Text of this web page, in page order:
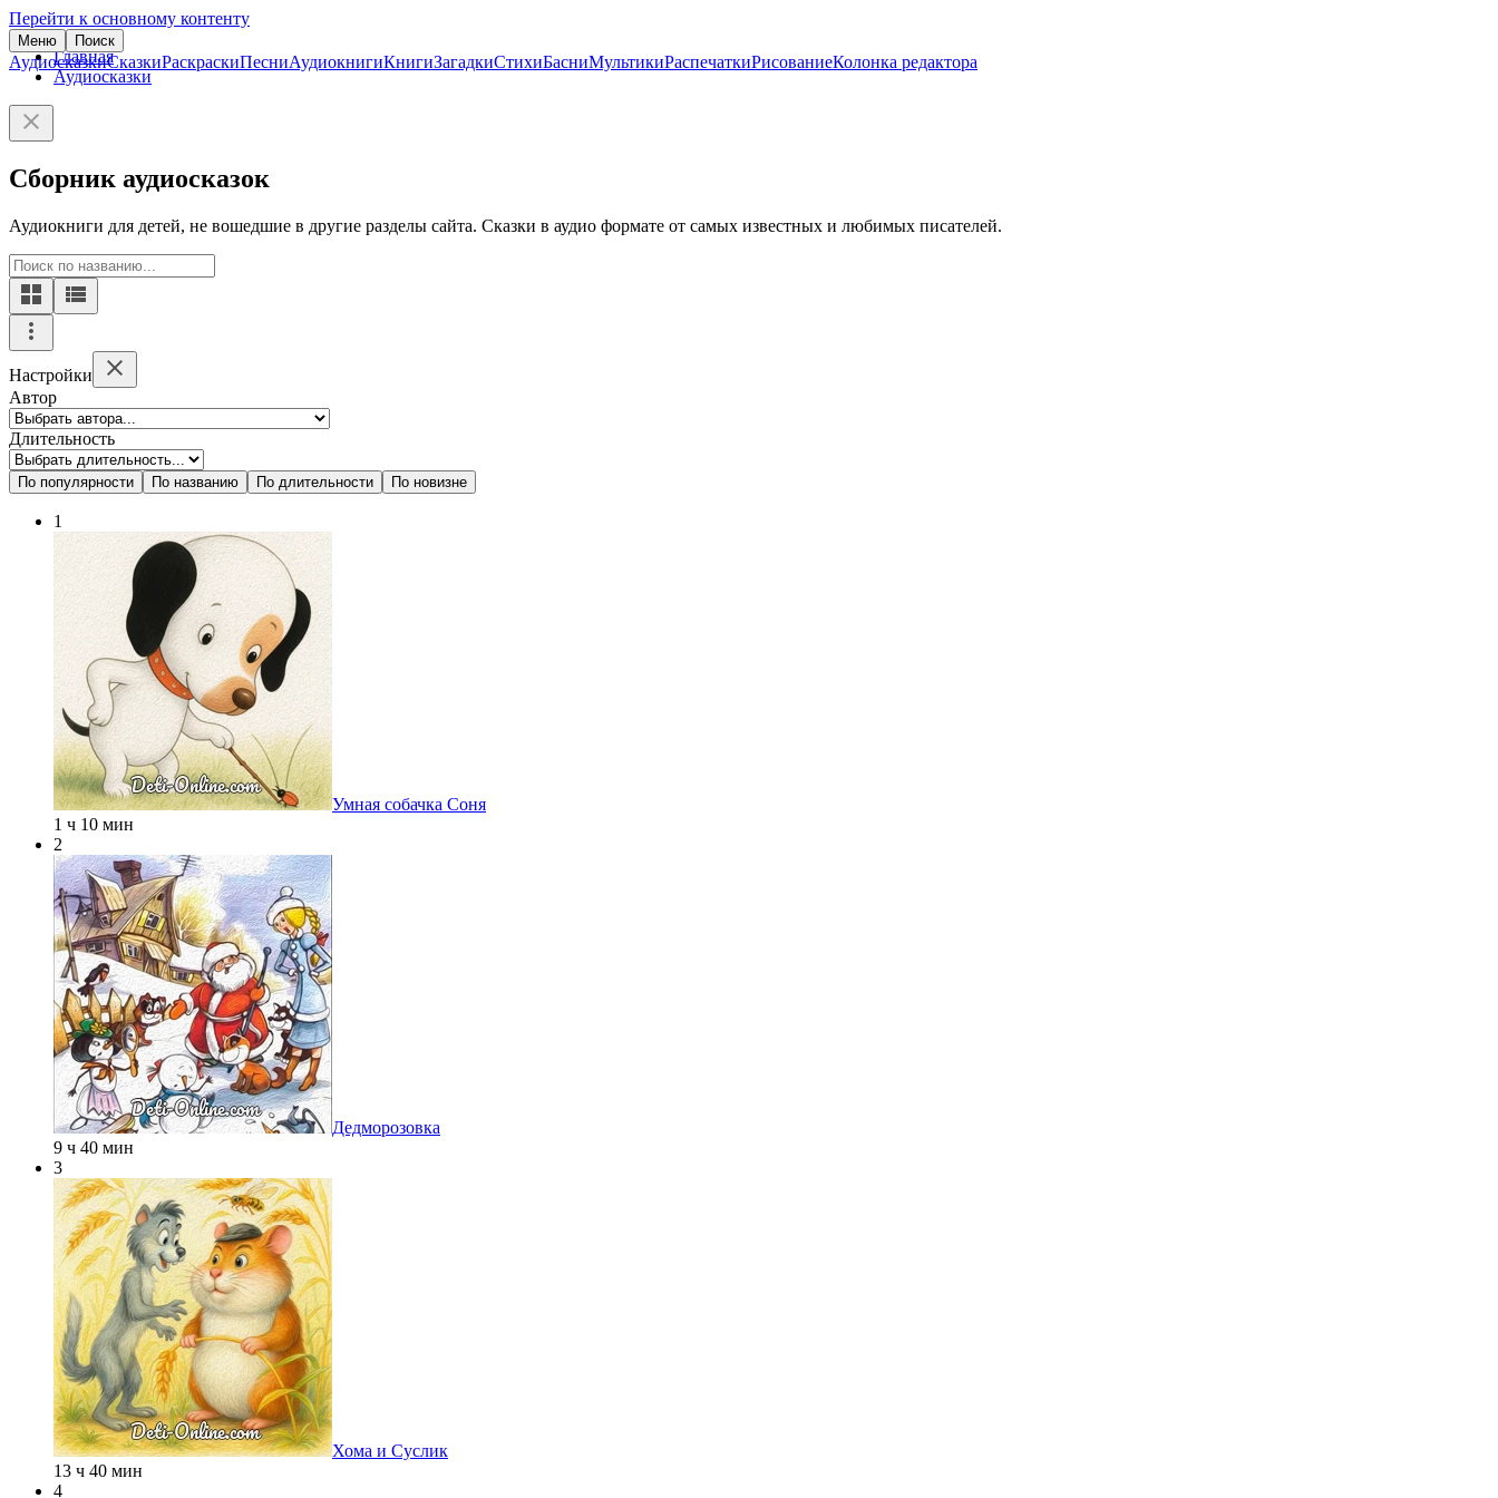
Перейти к основному контенту
Меню Поиск
АудиосказкиСказкиРаскраскиПесниАудиокнигиКнигиЗагадкиСтихиБасниМультикиРаспечаткиРисованиеКолонка редактора
Главная
Аудиосказки
Сборник аудиосказок
Аудиокниги для детей, не вошедшие в другие разделы сайта. Сказки в аудио формате от самых известных и любимых писателей.
Настройки
Автор
Длительность
По популярности По названию По длительности По новизне
1
Умная собачка Соня
1 ч 10 мин
2
Дедморозовка
9 ч 40 мин
3
Хома и Суслик
13 ч 40 мин
4